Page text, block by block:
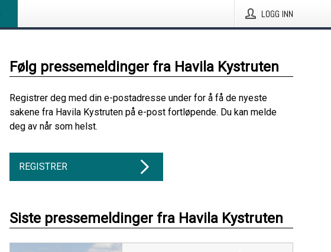
LOGG INN
Følg pressemeldinger fra Havila Kystruten
Registrer deg med din e-postadresse under for å få de nyeste
sakene fra Havila Kystruten på e-post fortløpende. Du kan melde
deg av når som helst.
REGISTRER
Siste pressemeldinger fra Havila Kystruten